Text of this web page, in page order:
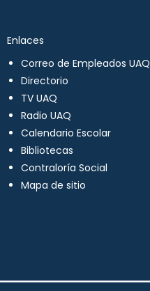
Enlaces
Correo de Empleados UAQ
Directorio
TV UAQ
Radio UAQ
Calendario Escolar
Bibliotecas
Contraloría Social
Mapa de sitio